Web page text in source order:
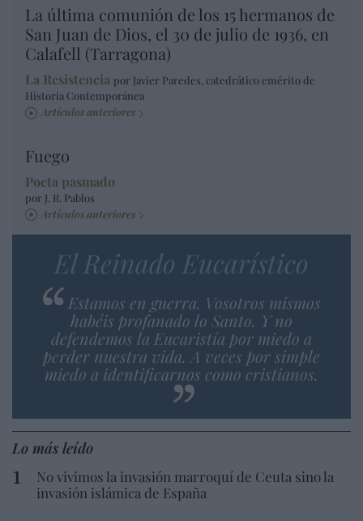
La última comunión de los 15 hermanos de
San Juan de Dios, el 30 de julio de 1936, en
Calafell (Tarragona)
La Resistencia por Javier Paredes, catedrático emérito de
Historia Contemporánea
Artículos anteriores
Fuego
Poeta pasmado
por J. R. Pablos
Artículos anteriores
El Reinado Eucarístico
Estamos en guerra. Vosotros mismos
habéis profanado lo Santo. Y no
defendemos la Eucaristía por miedo a
perder nuestra vida. A veces por simple
miedo a identificarnos como cristianos.
Lo más leído
No vivimos la invasión marroquí de Ceuta sino la
invasión islámica de España